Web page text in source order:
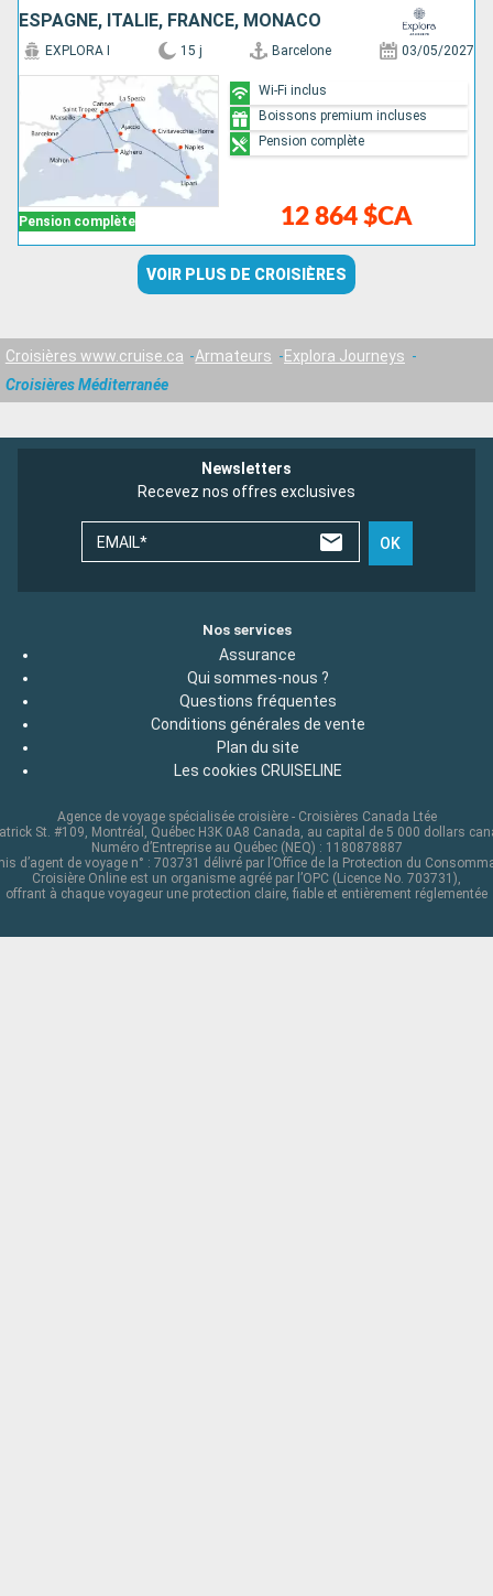
ESPAGNE, ITALIE, FRANCE, MONACO
Pension complète
EXPLORA I 15 j Barcelone 03/05/2027
12 864 $CA
Wi-Fi inclus
Boissons premium incluses
Pension complète
VOIR PLUS DE CROISIÈRES
Croisières www.cruise.ca Armateurs
Explora Journeys
Croisières Méditerranée
Newsletters
Recevez nos offres exclusives
EMAIL* OK
Nos services
Assurance
Qui sommes-nous ?
Questions fréquentes
Conditions générales de vente
Plan du site
Les cookies CRUISELINE
Agence de voyage spécialisée croisière - Croisières Canada Ltée
St. #109, Montréal, Québec H3K 0A8 Canada, au capital de 5 000 dollars
Numéro d’Entreprise au Québec (NEQ) : 1180878887
d’agent de voyage n° : 703731 délivré par l’Office de la Protection du
Croisière Online est un organisme agréé par l’OPC (Licence No. 703731),
offrant à chaque voyageur une protection claire, fiable et entièrement réglementée